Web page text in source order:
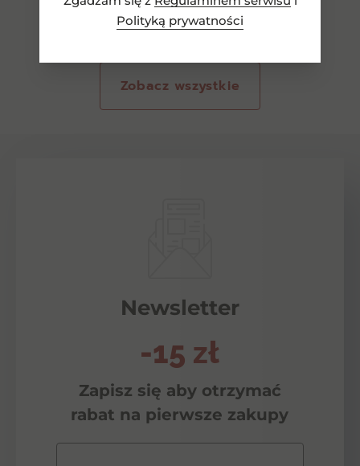
Polityką prywatności
Zobacz wszystkie
Newsletter
-15 zł
Zapisz się aby otrzymać
rabat na pierwsze zakupy